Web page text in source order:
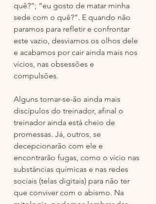
quê?”; “eu gosto de matar minha
sede com o quê?”. E quando não
paramos para refletir e confrontar
este vazio, desviamos os olhos dele
e acabamos por cair ainda mais nos
vícios, nas obsessões e
compulsões.
Alguns tornar-se-ão ainda mais
discípulos do treinador, afinal o
treinador ainda está cheio de
promessas. Já, outros, se
decepcionarão com ele e
encontrarão fugas, como o vício nas
substâncias químicas e nas redes
sociais (telas digitais) para não ter
que conviver com o abismo. Na